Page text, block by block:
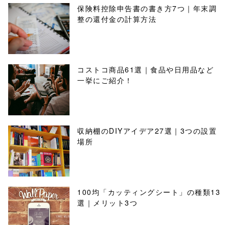
保険料控除申告書の書き方7つ｜年末調
整の還付金の計算方法
コストコ商品61選｜食品や日用品など
一挙にご紹介！
収納棚のDIYアイデア27選｜3つの設置
場所
100均「カッティングシート」の種類13
選｜メリット3つ